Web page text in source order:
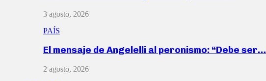
3 agosto, 2026
PAÍS
El mensaje de Angelelli al peronismo: “Debe ser…
2 agosto, 2026